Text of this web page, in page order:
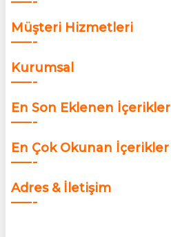
Müşteri Hizmetleri
Kurumsal
En Son Eklenen İçerikler
En Çok Okunan İçerikler
Adres & İletişim